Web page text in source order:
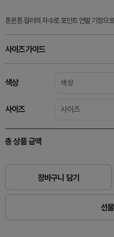
톤온톤 컬러의 자수로 포인트 언발 기장
사이즈가이드
색상 색상
사이즈 사이즈
총 상품 금액
장바구니 담기
선